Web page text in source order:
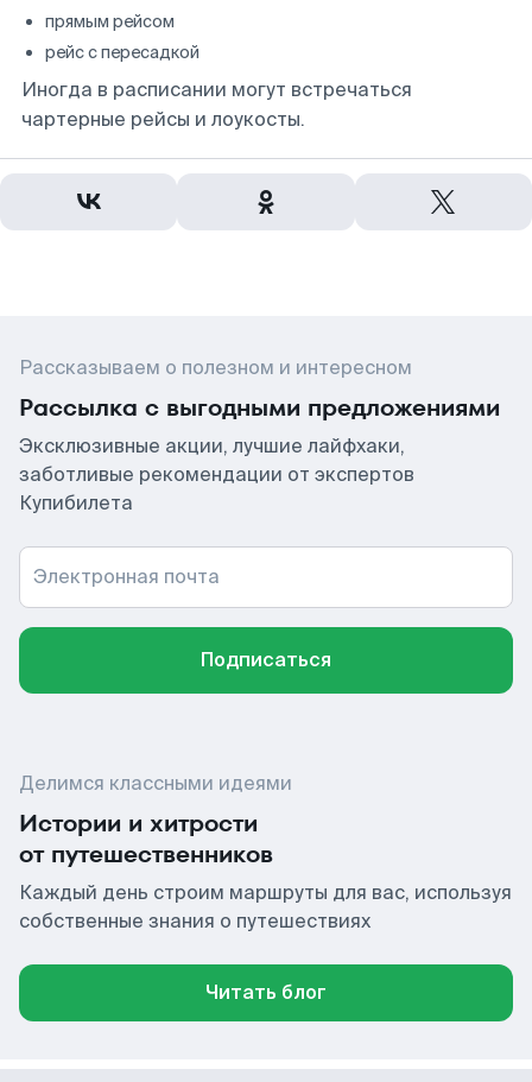
прямым рейсом
рейс с пересадкой
Иногда в расписании могут встречаться
чартерные рейсы и лоукосты.
Рассказываем о полезном и интересном
Рассылка с выгодными предложениями
Эксклюзивные акции, лучшие лайфхаки,
заботливые рекомендации от экспертов
Купибилета
Электронная почта
Подписаться
Делимся классными идеями
Истории и хитрости
от путешественников
Каждый день строим маршруты для вас, используя
собственные знания о путешествиях
Читать блог